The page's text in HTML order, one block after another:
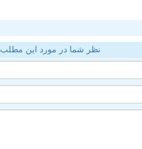
نظر شما در مورد این مطلب